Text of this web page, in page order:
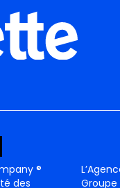
®
des